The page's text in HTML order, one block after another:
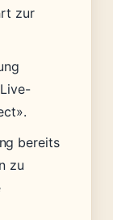
zur
bereits
zu